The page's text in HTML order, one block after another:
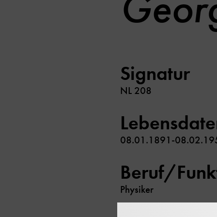
Signatur
NL 208
08.01.1891-
Beruf/
Physiker